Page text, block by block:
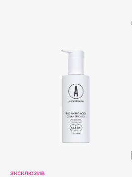
Beverly Hills Polo Club
эксклюзив